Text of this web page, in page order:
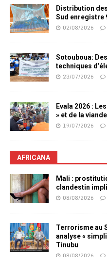
Distribution
Sud enregistre
02/08/2026
Sotouboua:
techniques
23/07/2026
Evala 2026 :
» et de la
19/07/2026
AFRICANA
Mali :
clandestin
08/08/2026
Terrorisme au
analyse «
Tinubu